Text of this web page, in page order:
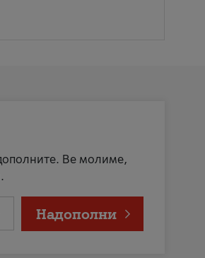
Ве молиме,
Надополни